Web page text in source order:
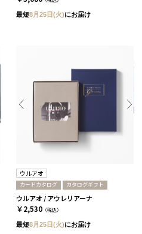
最短8月25日(火)にお届け
ウルアオ
カードカタログ カタログギフト
ウルアオ / アウレリアーナ
￥2,530 （税込）
最短8月25日(火)にお届け